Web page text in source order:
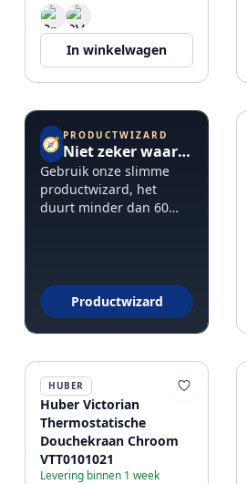
In winkelwagen
🧭 PRODUCTWIZARD
Niet zeker waar te beginnen?
Gebruik onze slimme
productwizard, het
duurt minder dan 60
Productwizard
HUBER
Huber Victorian
Thermostatische
Douchekraan Chroom
VTT0101021
Levering binnen 1 week